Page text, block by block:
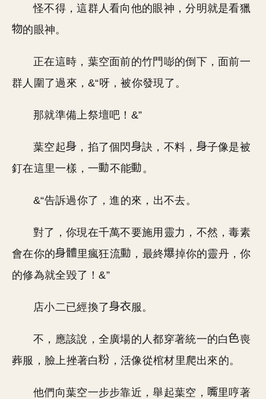
怪不得，這群人看向他的眼神，分明就是看獵
的眼神。
正在這時，葉空面前的竹門嘭的倒下，面前一
群人圍了過來，&“呀，被你發現了。
那就準備上祭壇吧！&”
葉空起 ，掐了個閃 訣，不料，
子像是被
釘在這里一樣，一
不能 。
&“告訴過你了，進的來，出不去。
對了，你現在千萬不要施用靈力，不然，毒素
會在你的
里瘋狂流 ，最終
掉你的靈丹，你
的修為就全毀了！&”
店小二已經換了 服。
不，應該說，全廣場的人都穿著統一的白
喪
葬服，臉上挫著白
，活像從棺材里爬出來的。
他們向葉空一步步靠近，舉起葉空，
里哼著